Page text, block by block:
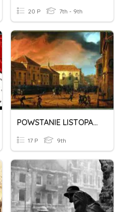
20 P 7th - 9th
POWSTANIE LISTOPADOWE
17 P 9th